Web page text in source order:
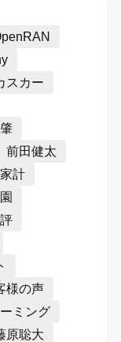
スカー
前田健太
家計
様の声
ミング
原聡大